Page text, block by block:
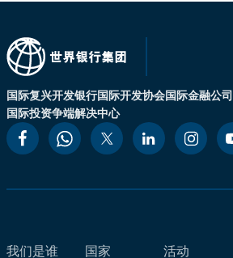
国际复兴开发银行国际开发协会国际金融公司
国际投资争端解决中心
我们是谁
国家
活动